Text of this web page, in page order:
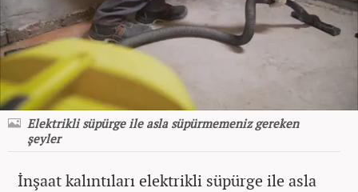
Elektrikli süpürge ile asla süpürmemeniz gereken
şeyler
İnşaat kalıntıları elektrikli süpürge ile asla